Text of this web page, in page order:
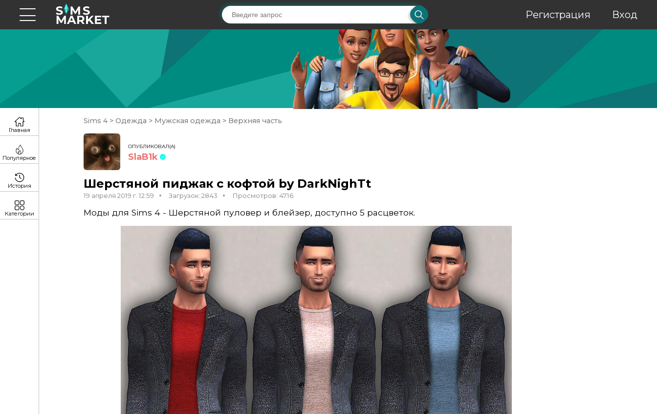
Регистрация Вход
Sims 4 > Одежда > Мужская одежда > Верхняя часть
ОПУБЛИКОВАЛ(А)
SlaB1k
Шерстяной пиджак с кофтой by DarkNighTt
19 апреля 2019 г. 12:59 Загрузок: 2843 Просмотров: 4716
Моды для Sims 4 - Шерстяной пуловер и блейзер, доступно 5 расцветок.
Главная
Популярное
История
Категории